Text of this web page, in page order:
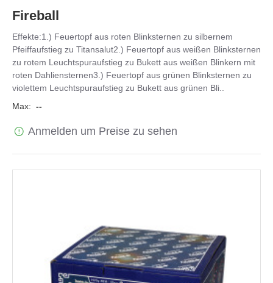
Fireball
Effekte:1.) Feuertopf aus roten Blinksternen zu silbernem
Pfeiffaufstieg zu Titansalut2.) Feuertopf aus weißen Blinksternen
zu rotem Leuchtspuraufstieg zu Bukett aus weißen Blinkern mit
roten Dahliensternen3.) Feuertopf aus grünen Blinksternen zu
violettem Leuchtspuraufstieg zu Bukett aus grünen Bli..
Max: --
Anmelden um Preise zu sehen